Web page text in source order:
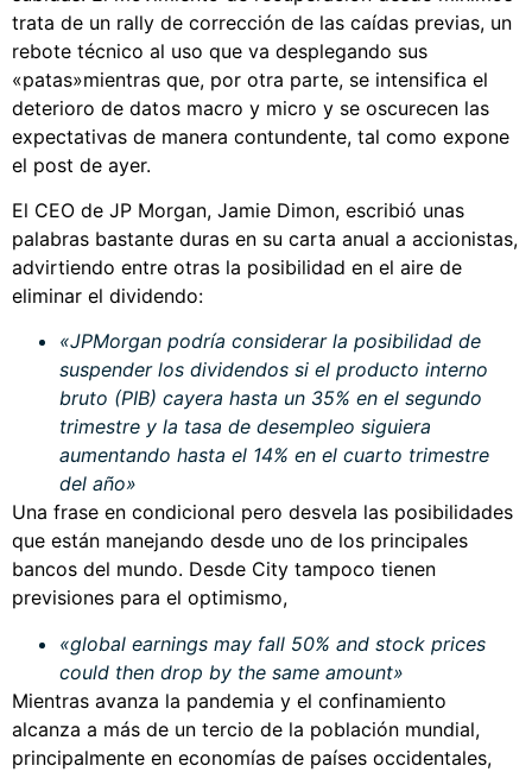
trata de un rally de corrección de las caídas previas, un
rebote técnico al uso que va desplegando sus
«patas»mientras que, por otra parte, se intensifica el
deterioro de datos macro y micro y se oscurecen las
expectativas de manera contundente, tal como expone
el post de ayer.
El CEO de JP Morgan, Jamie Dimon, escribió unas
palabras bastante duras en su carta anual a accionistas,
advirtiendo entre otras la posibilidad en el aire de
eliminar el dividendo:
«JPMorgan podría considerar la posibilidad de
suspender los dividendos si el producto interno
bruto (PIB) cayera hasta un 35% en el segundo
trimestre y la tasa de desempleo siguiera
aumentando hasta el 14% en el cuarto trimestre
del año»
Una frase en condicional pero desvela las posibilidades
que están manejando desde uno de los principales
bancos del mundo. Desde City tampoco tienen
previsiones para el optimismo,
«global earnings may fall 50% and stock prices
could then drop by the same amount»
Mientras avanza la pandemia y el confinamiento
alcanza a más de un tercio de la población mundial,
principalmente en economías de países occidentales,